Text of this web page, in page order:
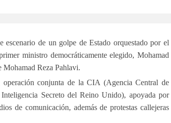
de un golpe de Estado orquestado por el
ministro democráticamente elegido, Mohamad
Mohamad Reza Pahlavi.
conjunta de la CIA (Agencia Central de
Secreto del Reino Unido), apoyada por
de comunicación, además de protestas callejeras